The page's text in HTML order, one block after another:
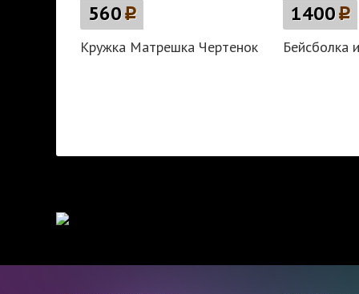
560p
Кружка Матрешка Чертенок
1400p
Бейсболка